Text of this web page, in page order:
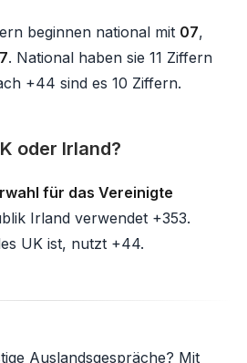
beginnen national mit 07,
. National haben sie 11 Ziffern
+44 sind es 10 Ziffern.
oder Irland?
für das Vereinigte
Irland verwendet +353.
UK ist, nutzt +44.
Auslandsgespräche? Mit